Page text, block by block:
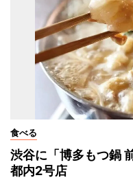
食べる
渋谷に「博多もつ鍋
都内2号店